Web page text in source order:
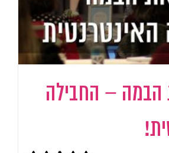
הבמה – החבילה